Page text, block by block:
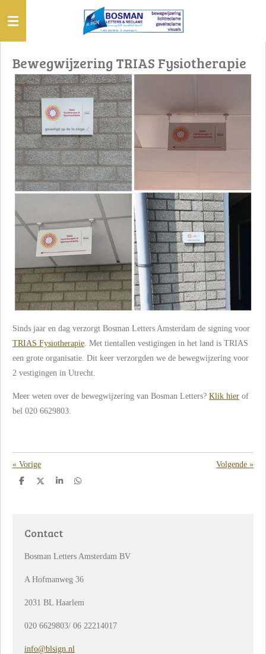
direct
naar
hoofdinhoud
Bewegwijzering TRIAS Fysiotherapie
Sinds jaar en dag verzorgt Bosman Letters Amsterdam de signing voor
TRIAS Fysiotherapie. Met tientallen vestigingen in het land is TRIAS
een grote organisatie. Dit keer verzorgden we de bewegwijzering voor
2 vestigingen in Utrecht.
Meer weten over de bewegwijzering van Bosman Letters? Klik hier of
bel 020 6629803.
« Vorige Volgende »
D
D
S
D
Contact
Bosman Letters Amsterdam BV
A Hofmanweg 36
2031 BL Haarlem
020 6629803/ 06 22214017
info@blsign.nl